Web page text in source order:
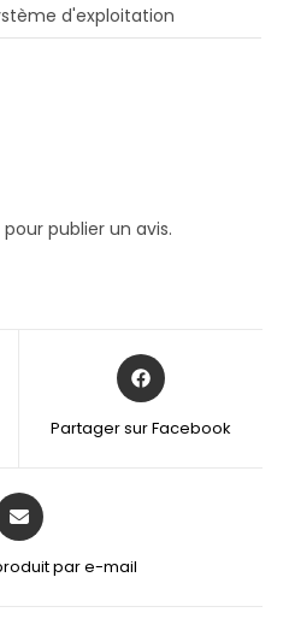
d'exploitation
pour publier un avis.
Partager sur Facebook
par e-mail